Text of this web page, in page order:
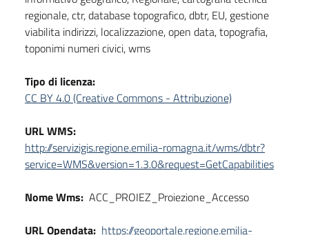
regionale, ctr, database topografico, dbtr, EU, gestione
viabilita indirizzi, localizzazione, open data, topografia,
toponimi numeri civici, wms
Tipo di licenza:
CC BY 4.0 (Creative Commons - Attribuzione)
URL WMS:
http://servizigis.regione.emilia-romagna.it/wms/dbtr?
service=WMS&version=1.3.0&request=GetCapabilities
Nome Wms: ACC_PROIEZ_Proiezione_Accesso
URL Opendata: https://geoportale.regione.emilia-